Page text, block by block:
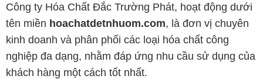
Công ty Hóa Chất Đắc Trường Phát, hoạt động dưới
tên miền hoachatdetnhuom.com, là đơn vị chuyên
kinh doanh và phân phối các loại hóa chất công
nghiệp đa dạng, nhằm đáp ứng nhu cầu sử dụng của
khách hàng một cách tốt nhất.